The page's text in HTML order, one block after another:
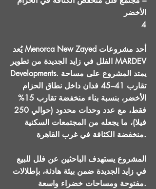
الأخضر
4
يُعد Menorca New Zayed أحد مشروعات
الفلل في زايد الجديدة من تطوير MARDEV
Developments. يمتد المشروع على مساحة
تقارب 41–45 فدان داخل نطاق الحزام
الأخضر، بنسبة بناء منخفضة تقارب 15%
فقط، مع عدد وحدات محدود (حوالي 250
فيلا)، ما يجعله من المجتمعات السكنية
منخفضة الكثافة في غرب القاهرة.
المشروع يستهدف الباحثين عن فلل للبيع
في زايد الجديدة ضمن بيئة هادئة، بإطلالات
مفتوحة ومساحات خضراء واسعة.